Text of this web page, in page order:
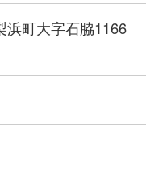
浜町大字石脇1166